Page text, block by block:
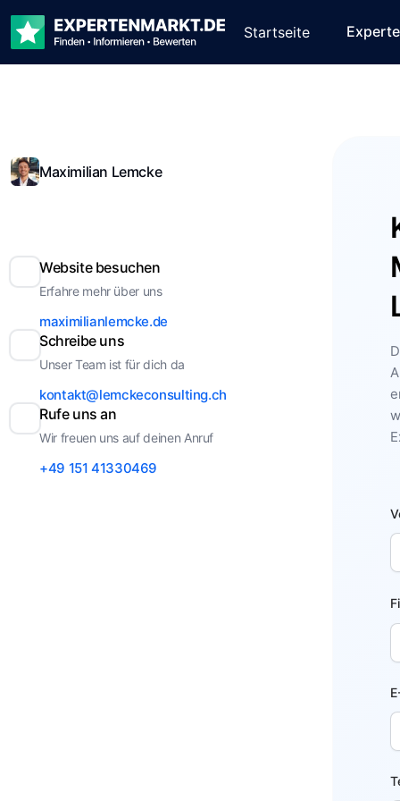
Startseite
Maximilian Lemcke
Website besuchen
Erfahre mehr über uns
maximilianlemcke.de
Schreibe uns
Unser Team ist für dich da
kontakt@lemckeconsulting.ch
Rufe uns an
Wir freuen uns auf deinen Anruf
+49 151 41330469